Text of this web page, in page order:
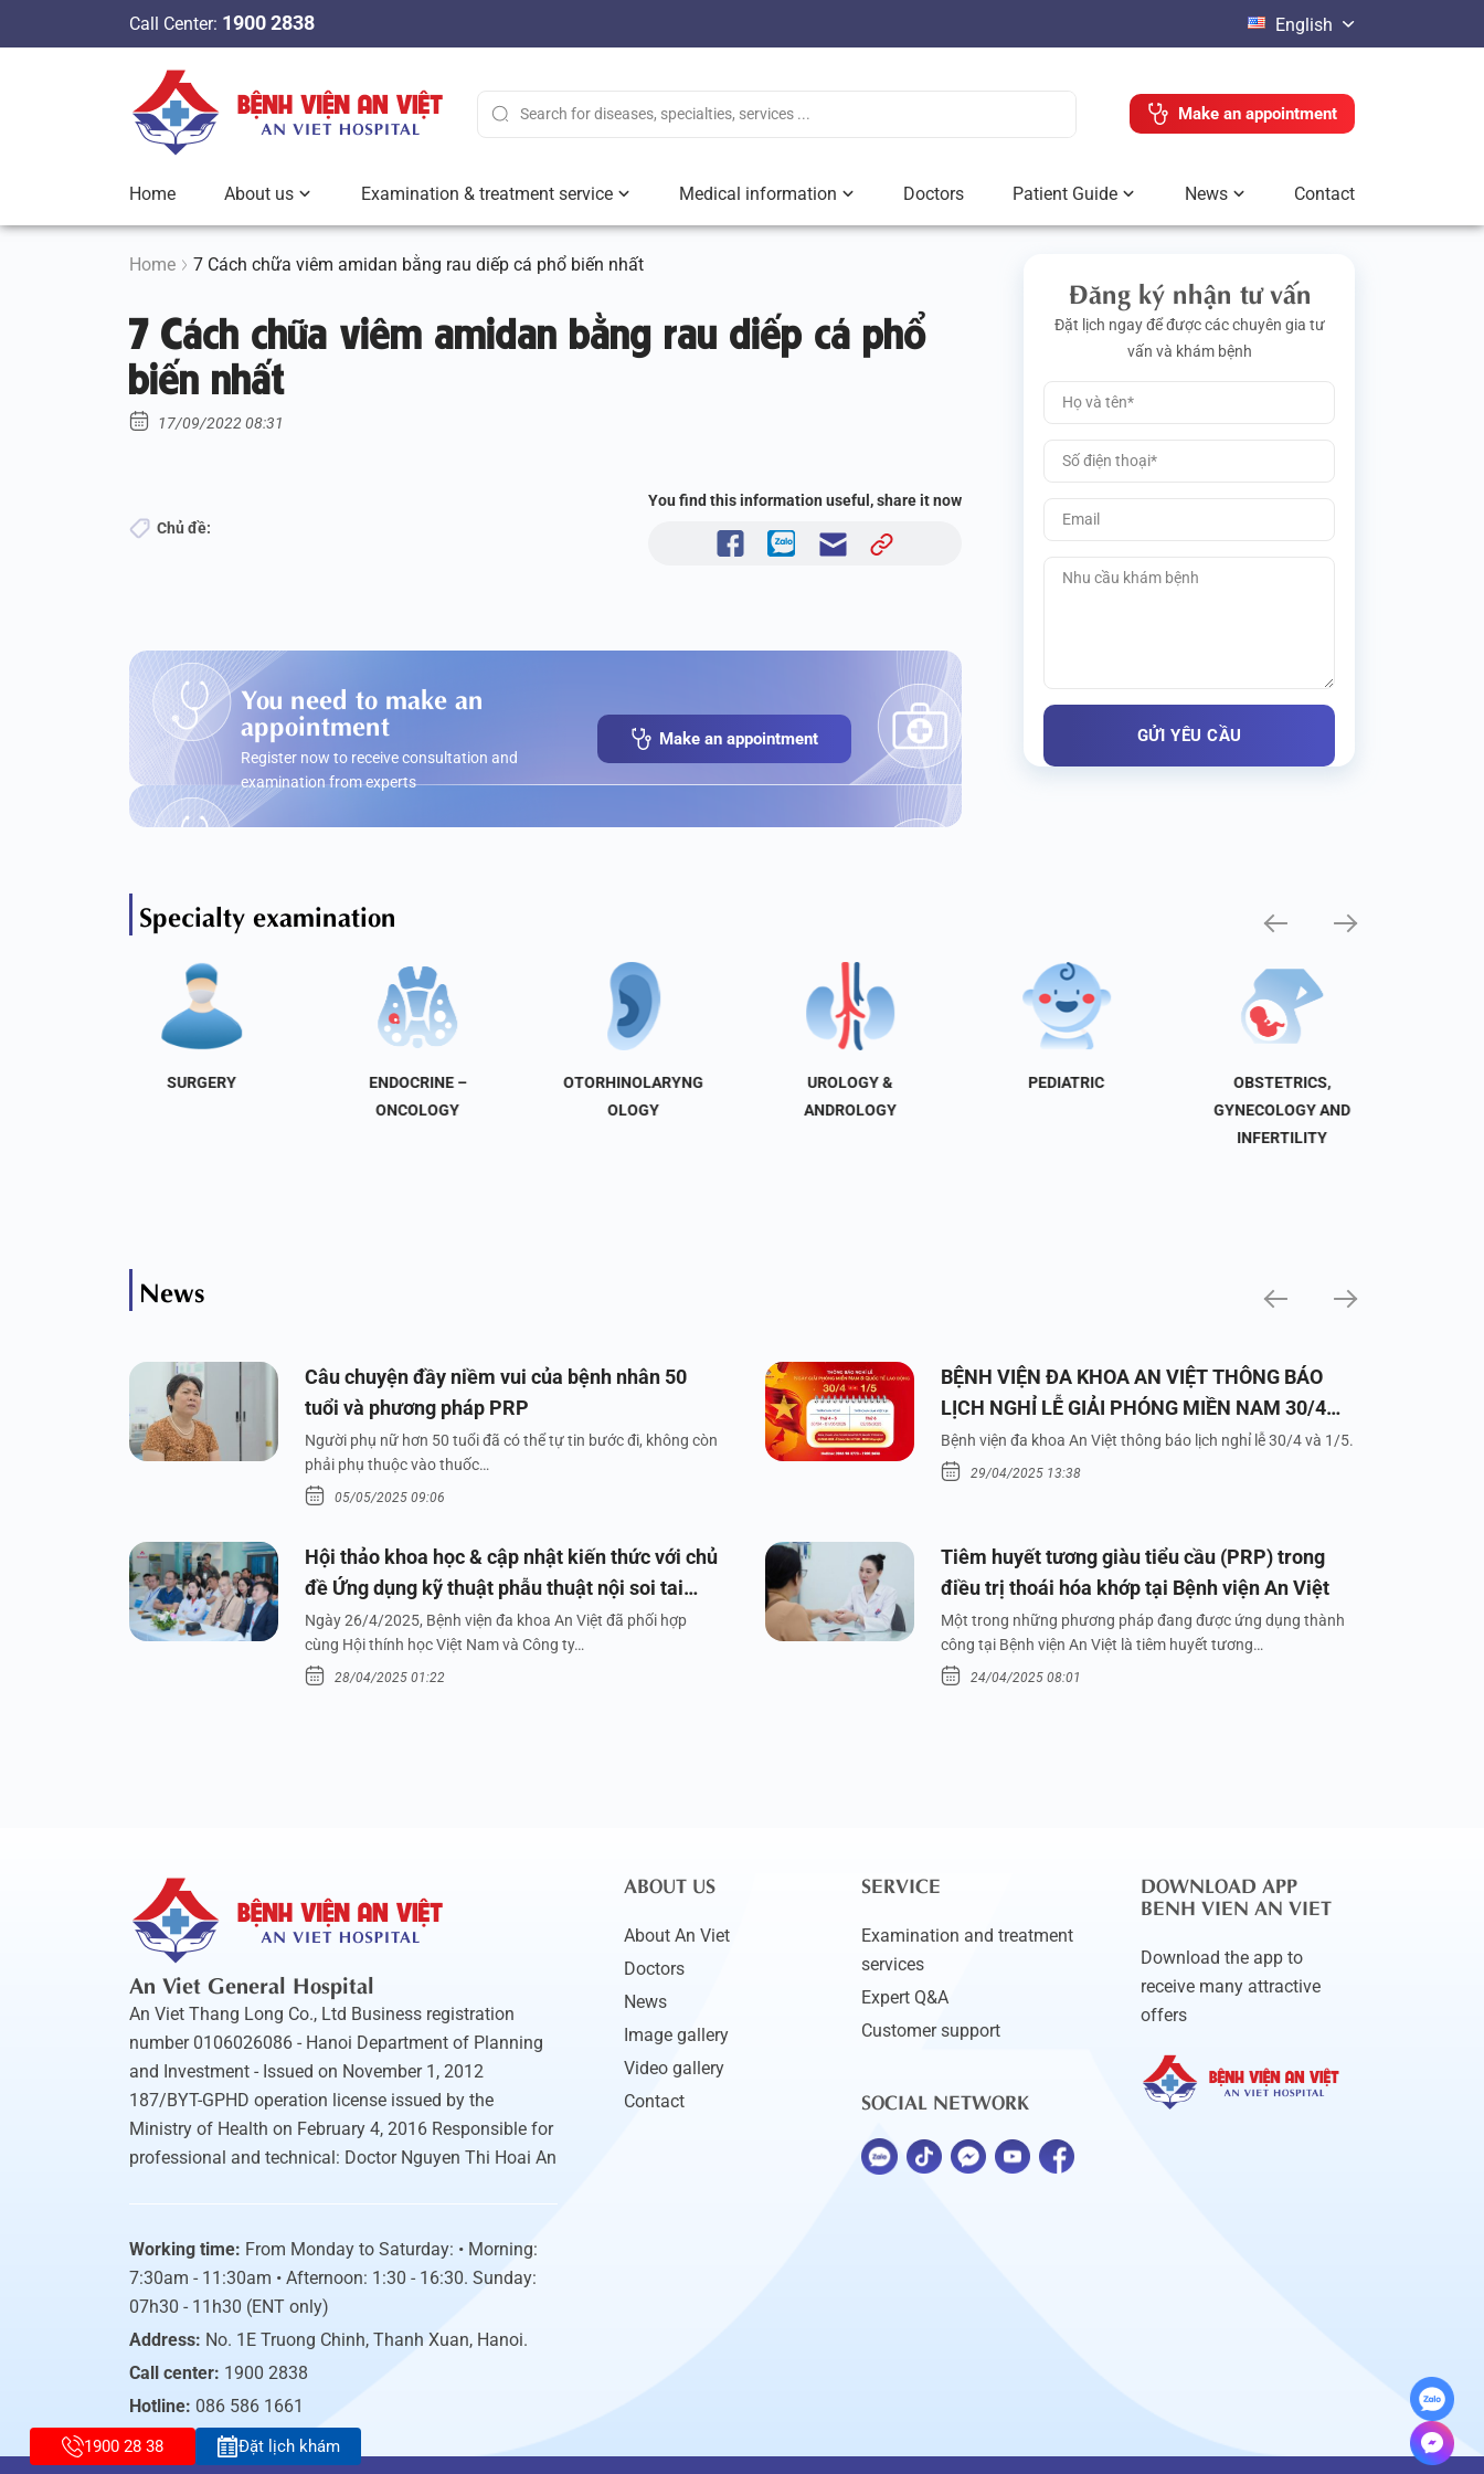
n
Call Center: 1900 2838 English
Make an appointment
Home About us Examination & treatment service Medical information Doctors Patient Guide News Contact
Home 7 Cách chữa viêm amidan bằng rau diếp cá phổ biến nhất
7 Cách chữa viêm amidan bằng rau diếp cá phổ
biến nhất
17/09/2022 08:31
Chủ đề:
You find this information useful, share it now
You need to make an
appointment
Register now to receive consultation and
examination from experts
Make an appointment
Đăng ký nhận tư vấn
Đặt lịch ngay để được các chuyên gia tư
vấn và khám bệnh
Specialty examination
SURGERY
ENDOCRINE –
ONCOLOGY
OTORHINOLARYNG
OLOGY
UROLOGY &
ANDROLOGY
PEDIATRIC
OBSTETRICS,
GYNECOLOGY AND
INFERTILITY
News
Câu chuyện đầy niềm vui của bệnh nhân 50
tuổi và phương pháp PRP
Người phụ nữ hơn 50 tuổi đã có thể tự tin bước đi, không còn
phải phụ thuộc vào thuốc…
05/05/2025 09:06
BỆNH VIỆN ĐA KHOA AN VIỆT THÔNG BÁO
LỊCH NGHỈ LỄ GIẢI PHÓNG MIỀN NAM 30/4
VÀ QUỐC TẾ LAO ĐỘNG 1/5/2025
Bệnh viện đa khoa An Việt thông báo lịch nghỉ lễ 30/4 và 1/5.
29/04/2025 13:38
Hội thảo khoa học & cập nhật kiến thức với chủ
đề Ứng dụng kỹ thuật phẫu thuật nội soi tai
dưới nước
Ngày 26/4/2025, Bệnh viện đa khoa An Việt đã phối hợp
cùng Hội thính học Việt Nam và Công ty…
28/04/2025 01:22
Tiêm huyết tương giàu tiểu cầu (PRP) trong
điều trị thoái hóa khớp tại Bệnh viện An Việt
Một trong những phương pháp đang được ứng dụng thành
công tại Bệnh viện An Việt là tiêm huyết tương…
24/04/2025 08:01
An Viet General Hospital
An Viet Thang Long Co., Ltd Business registration
number 0106026086 - Hanoi Department of Planning
and Investment - Issued on November 1, 2012
187/BYT-GPHD operation license issued by the
Ministry of Health on February 4, 2016 Responsible for
professional and technical: Doctor Nguyen Thi Hoai An
Working time: From Monday to Saturday: • Morning:
7:30am - 11:30am • Afternoon: 1:30 - 16:30. Sunday:
07h30 - 11h30 (ENT only)
Address: No. 1E Truong Chinh, Thanh Xuan, Hanoi.
Call center: 1900 2838
Hotline: 086 586 1661
ABOUT US
About An Viet
Doctors
News
Image gallery
Video gallery
Contact
SERVICE
Examination and treatment
services
Expert Q&A
Customer support
SOCIAL NETWORK
DOWNLOAD APP
BENH VIEN AN VIET
Download the app to
receive many attractive
offers
1900 28 38 Đặt lịch khám